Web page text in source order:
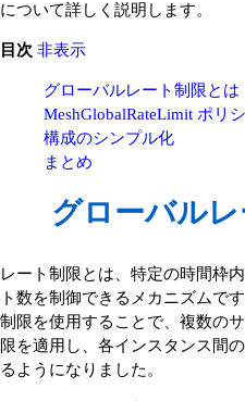
について詳しく説明します。
目次 非表示
グローバルレート制限とは
MeshGlobalRateLimit ポリ
構成のシンプル化
まとめ
グローバル
レート制限とは、特定の時間枠
ト数を制御できるメカニズムで
制限を使用することで、複数の
限を適用し、各インスタンス間
るようになりました。